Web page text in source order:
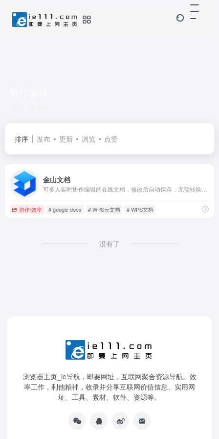
排序 发布 更新 浏览 点赞
金山文档
协作/效率 # google docs # WPS云文档 # WPS文档
没有了
浏览器主页_ie导航，即要网址，互联网聚合资源导航。效
率工作，利他精神，收录并分享互联网价值信息、实用网
址、工具、素材、软件、资源等。